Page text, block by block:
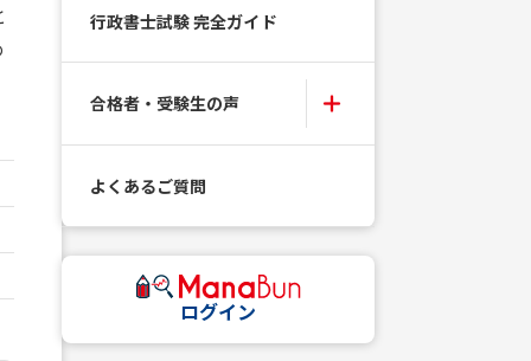
行政書士試験 完全ガイド
合格者・受験生の声
よくあるご質問
ログイン